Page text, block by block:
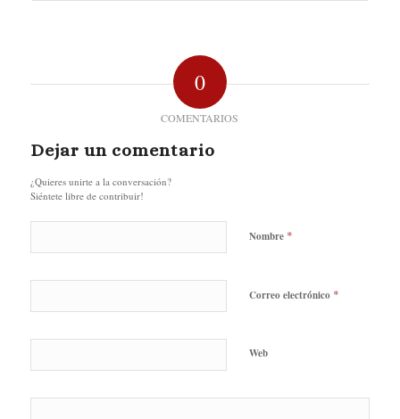
0
COMENTARIOS
Dejar un comentario
¿Quieres unirte a la conversación?
Siéntete libre de contribuir!
Nombre *
Correo electrónico *
Web